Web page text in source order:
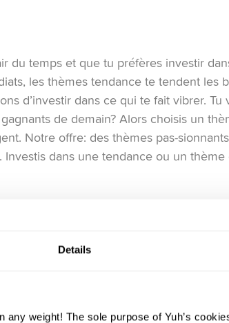
Details
any weight! The sole purpose of Yuh’s
du temps et que tu préfères investir
les thèmes tendance te tendent les
d’investir dans ce qui te fait vibrer. Tu
de demain? Alors choisis un
Notre offre: des thèmes pas-
dans une tendance ou un thème
pour une approche d’investissement